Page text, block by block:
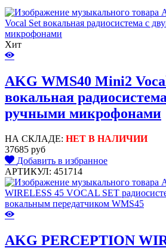
Хит
AKG WMS40 Mini2
вокальная
ручными микрофонами
НА СКЛАДЕ: НЕТ В НАЛИЧИИ
37685 руб
Добавить в избранное
АРТИКУЛ: 451714
AKG PERCEPTION